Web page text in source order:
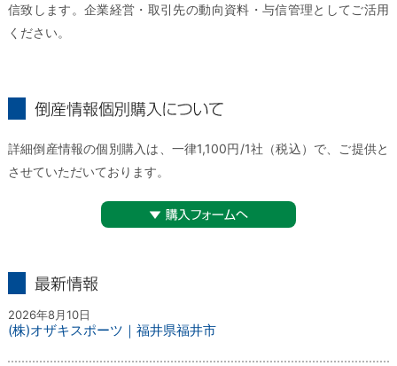
信致します。企業経営・取引先の動向資料・与信管理としてご活用
ください。
詳細倒産情報の個別購入は、一律1,100円/1社（税込）で、ご提供と
させていただいております。
2026年8月10日
(株)オザキスポーツ｜福井県福井市